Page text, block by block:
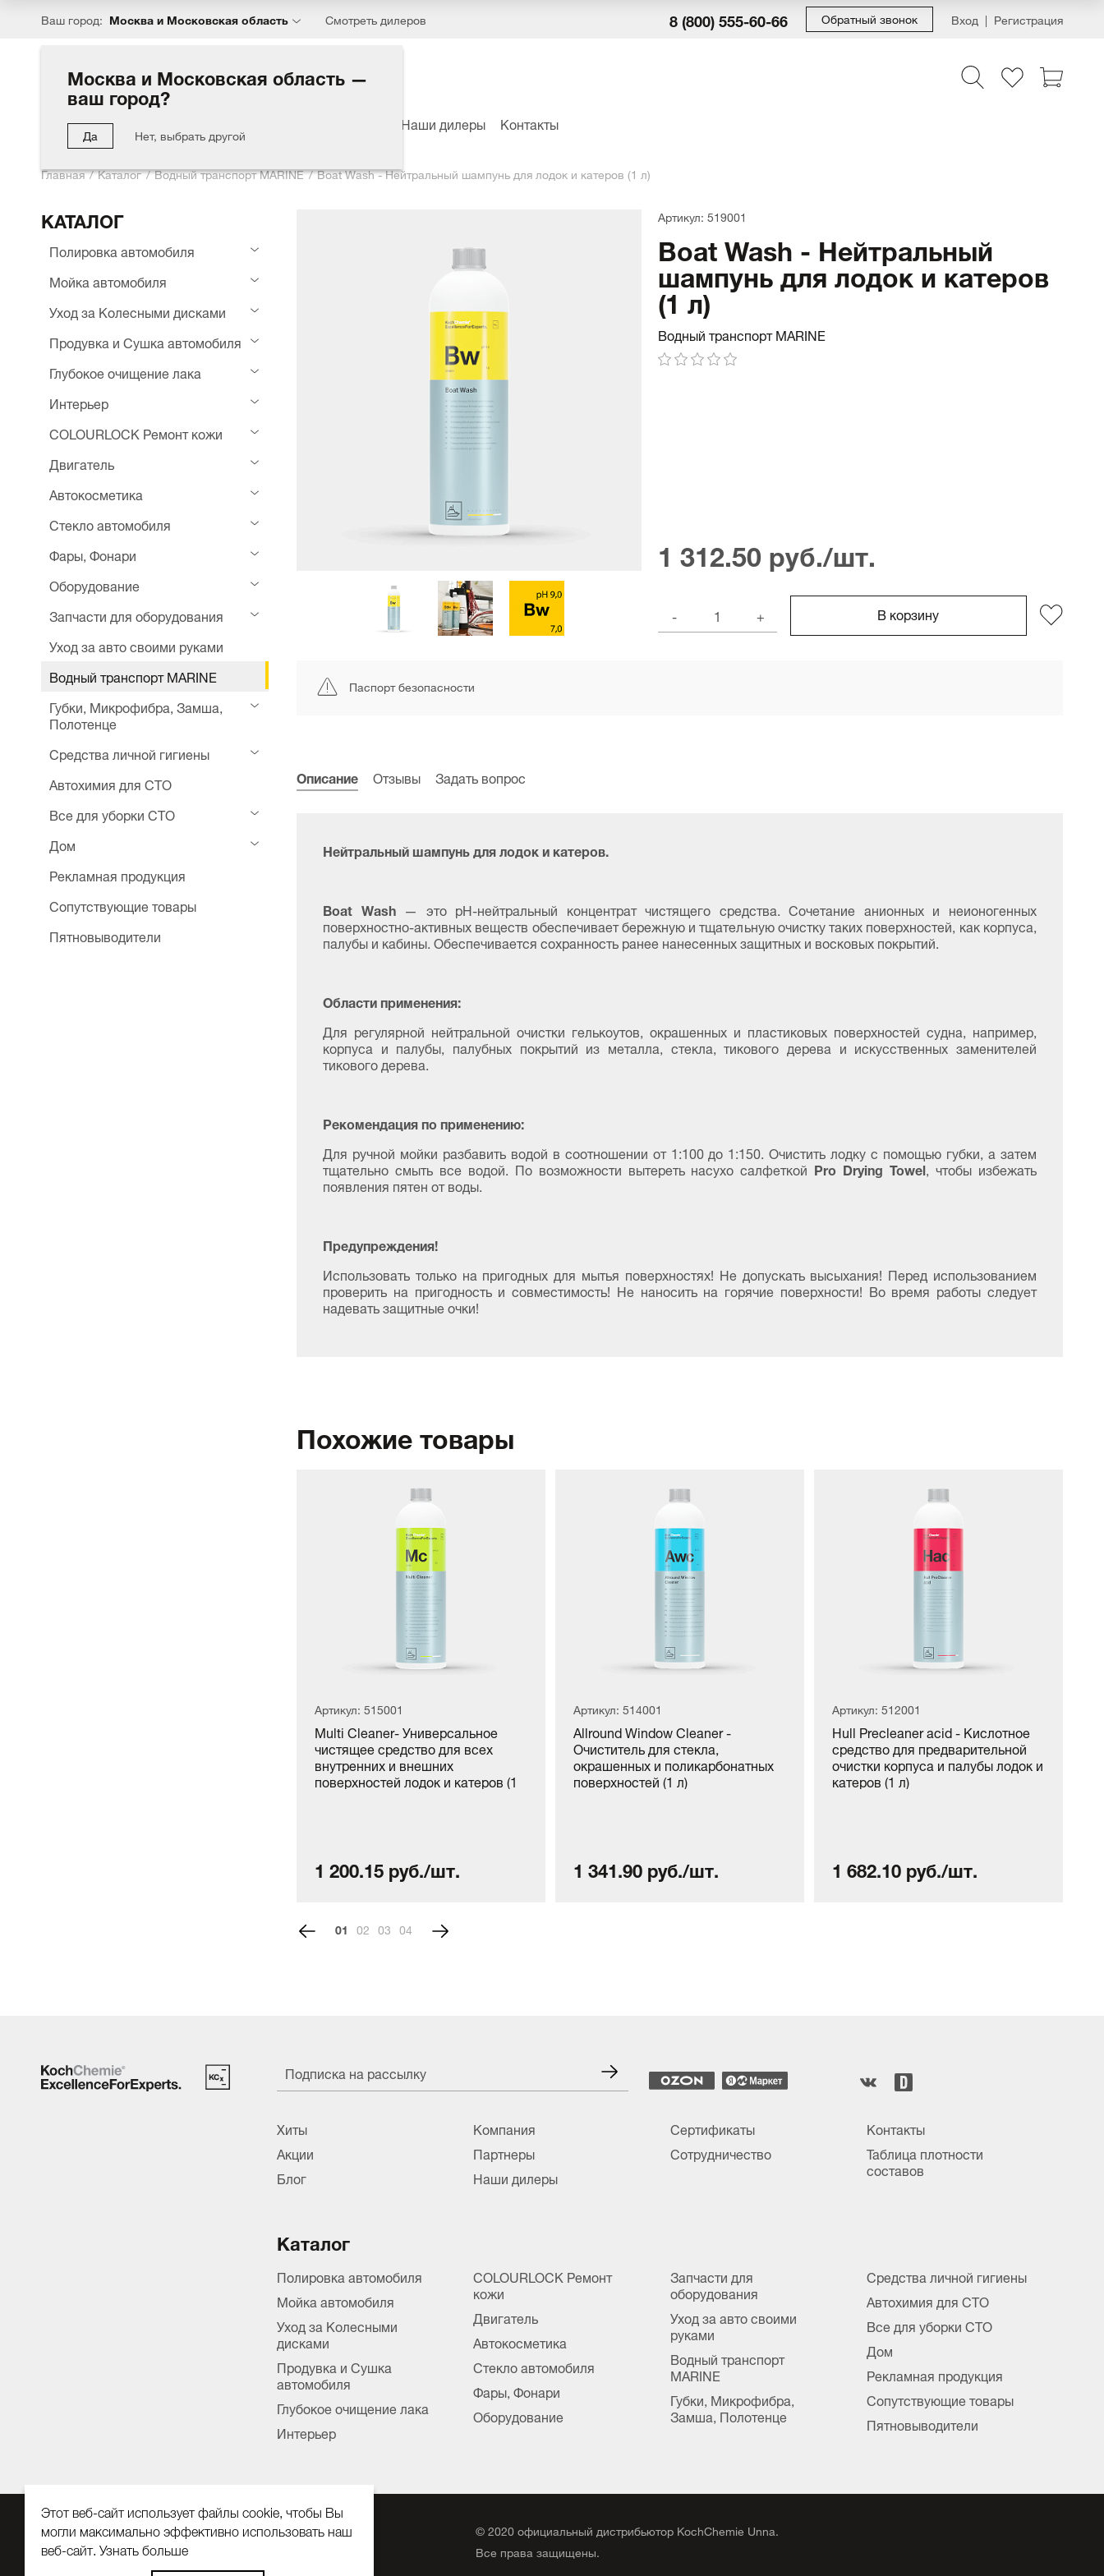
Ваш город: Москва и Московская область
Москва и Московская область —
ваш город?
Да Нет, выбрать другой
Смотреть дилеров 8 (800) 555-60-66 Обратный звонок Вход Регистрация
Каталог Хиты Наши дилеры Контакты
Главная Каталог Водный транспорт MARINE Boat Wash - Нейтральный шампунь для лодок и катеров (1 л)
КАТАЛОГ
Полировка автомобиля
Мойка автомобиля
Уход за Колесными дисками
Продувка и Сушка автомобиля
Глубокое очищение лака
Интерьер
COLOURLOCK Ремонт кожи
Двигатель
Автокосметика
Стекло автомобиля
Фары, Фонари
Оборудование
Запчасти для оборудования
Уход за авто своими руками
Водный транспорт MARINE
Губки, Микрофибра, Замша,
Полотенце
Средства личной гигиены
Автохимия для СТО
Все для уборки СТО
Дом
Рекламная продукция
Сопутствующие товары
Пятновыводители
Артикул: 519001
Boat Wash - Нейтральный
шампунь для лодок и катеров
(1 л)
Водный транспорт MARINE
1 312.50 руб./шт.
- + В корзину
Паспорт безопасности
Описание Отзывы Задать вопрос
Нейтральный шампунь для лодок и катеров.
Boat Wash— это pH-нейтральный концентрат чистящего средства. Сочетание анионных и неионогенных
поверхностно-активных веществ обеспечивает бережную и тщательную очистку таких поверхностей, как корпуса,
палубы и кабины. Обеспечивается сохранность ранее нанесенных защитных и восковых покрытий.
Области применения:
Для регулярной нейтральной очистки гелькоутов, окрашенных и пластиковых поверхностей судна, например,
корпуса и палубы, палубных покрытий из металла, стекла, тикового дерева и искусственных заменителей
тикового дерева.
Рекомендация по применению:
Для ручной мойки разбавить водой в соотношении от 1:100 до 1:150. Очистить лодку с помощью губки, а затем
тщательно смыть все водой. По возможности вытереть насухо салфеткой Pro Drying Towel, чтобы избежать
появления пятен от воды.
Предупреждения!
Использовать только на пригодных для мытья поверхностях! Не допускать высыхания! Перед использованием
проверить на пригодность и совместимость! Не наносить на горячие поверхности! Во время работы следует
надевать защитные очки!
Похожие товары
Артикул: 515001
Multi Cleaner- Универсальное
чистящее средство для всех
внутренних и внешних
поверхностей лодок и катеров (1
1 200.15 руб./шт.
Артикул: 514001
Allround Window Cleaner -
Очиститель для стекла,
окрашенных и поликарбонатных
поверхностей (1 л)
1 341.90 руб./шт.
Артикул: 512001
Hull Precleaner acid - Кислотное
средство для предварительной
очистки корпуса и палубы лодок и
катеров (1 л)
1 682.10 руб./шт.
1 2 3 4
Подписка на рассылку
Хиты
Акции
Блог
Компания
Партнеры
Наши дилеры
Сертификаты
Сотрудничество
Контакты
Таблица плотности
составов
Каталог
Полировка автомобиля
Мойка автомобиля
Уход за Колесными
дисками
Продувка и Сушка
автомобиля
Глубокое очищение лака
Интерьер
COLOURLOCK Ремонт
кожи
Двигатель
Автокосметика
Стекло автомобиля
Фары, Фонари
Оборудование
Запчасти для
оборудования
Уход за авто своими
руками
Водный транспорт
MARINE
Губки, Микрофибра,
Замша, Полотенце
Средства личной гигиены
Автохимия для СТО
Все для уборки СТО
Дом
Рекламная продукция
Сопутствующие товары
Пятновыводители
ООО «Кох Автомаркет»
127410, г. Москва, Алтуфьевское ш., д. 37, стр. 32, комн. 04,
©2020официальный дистрибьютор KochChemie Unna.
Все права защищены.
Этот веб-сайт использует файлы cookie, чтобы Вы
могли максимально эффективно использовать наш
веб-сайт.Узнать больше
Выберите настройки cookie файлов